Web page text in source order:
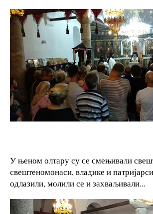
У њеном олтару су се смењивали
свештеномонаси, владике и
одлазили, молили се и захваљивали...